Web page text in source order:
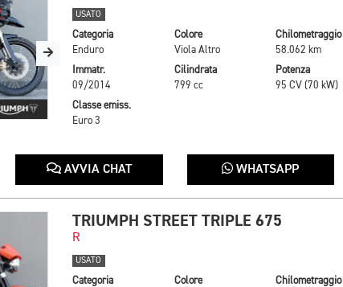
USATO
Categoria
Enduro
Colore
Viola Altro
Chilometraggio
58.062 km
Immatr.
09/2014
Cilindrata
799 cc
Potenza
95 CV (70 kW)
Classe emiss.
Euro 3
AVVIA CHAT WHATSAPP
TRIUMPH STREET TRIPLE 675
R
USATO
Categoria
Colore
Chilometraggio